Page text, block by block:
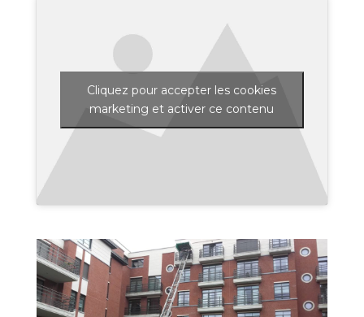
Cliquez pour accepter les cookies
marketing et activer ce contenu